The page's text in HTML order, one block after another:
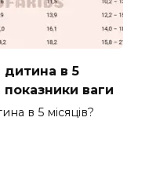
дитина в 5
показники ваги
в 5 місяців?